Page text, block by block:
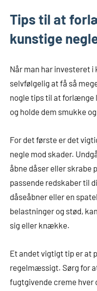
Tips til at
kunstige
Når man har investeret
selvfølgelig at få så
nogle tips til at forlænge
og holde dem smukke
For det første er det
negle mod skader.
åbne dåser eller skrabe
passende redskaber til
dåseåbner eller en
belastninger og stød,
sig eller knække.
Et andet vigtigt tip er at
regelmæssigt. Sørg for
fugtgivende creme hver